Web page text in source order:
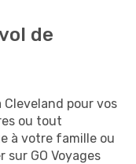
de
Cleveland pour vos
ou tout
à votre famille ou
sur GO Voyages